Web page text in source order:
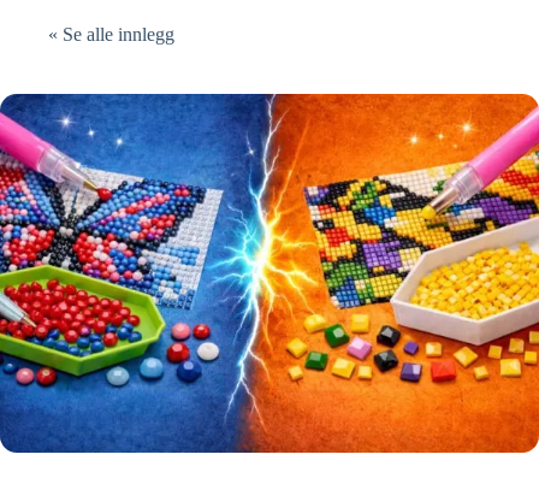
« Se alle innlegg